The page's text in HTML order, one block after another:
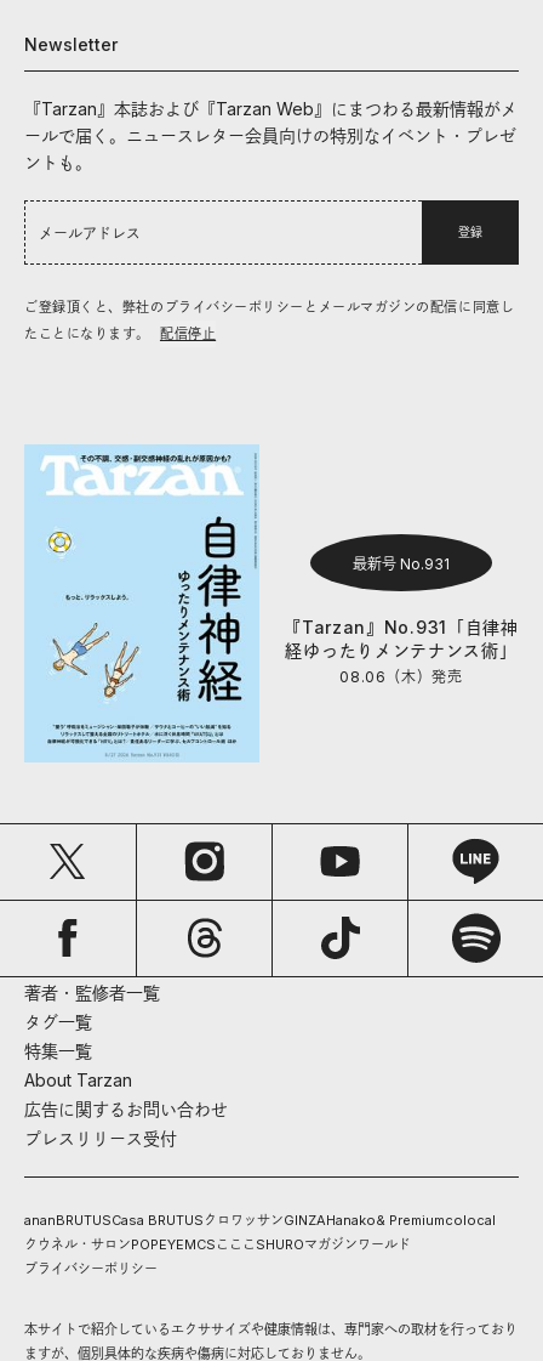
Newsletter
『Tarzan』本誌および『Tarzan Web』にまつわる最新情報がメ
ールで届く。ニュースレター会員向けの特別なイベント・プレゼ
ントも。
登録
ご登録頂くと、弊社のプライバシーポリシーとメールマガジンの配信に同意し
たことになります。
配信停止
最新号 No.931
『Tarzan』No.931「自律神
経ゆったりメンテナンス術」
08.06（木）発売
著者・監修者一覧
タグ一覧
特集一覧
About Tarzan
広告に関するお問い合わせ
プレスリリース受付
ananBRUTUSCasa BRUTUS クロワッサンGINZAHanako& Premiumcolocal
クウネル・サロンPOPEYEMCS こここ SHUROマガジンワールド
プライバシーポリシー
本サイトで紹介しているエクササイズや健康情報は、専門家への取材を行っており
ますが、個別具体的な疾病や傷病に対応しておりません。